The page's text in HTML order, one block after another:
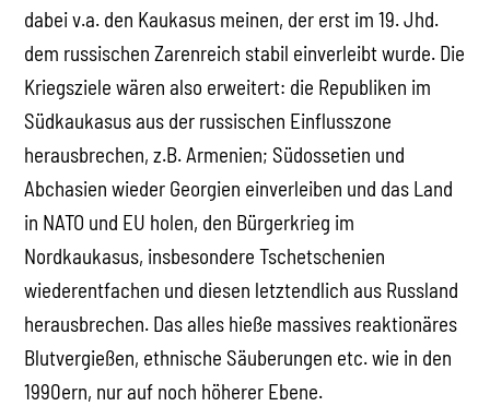
dabei v.a. den Kaukasus meinen, der erst im 19. Jhd.
dem russischen Zarenreich stabil einverleibt wurde. Die
Kriegsziele wären also erweitert: die Republiken im
Südkaukasus aus der russischen Einflusszone
herausbrechen, z.B. Armenien; Südossetien und
Abchasien wieder Georgien einverleiben und das Land
in NATO und EU holen, den Bürgerkrieg im
Nordkaukasus, insbesondere Tschetschenien
wiederentfachen und diesen letztendlich aus Russland
herausbrechen. Das alles hieße massives reaktionäres
Blutvergießen, ethnische Säuberungen etc. wie in den
1990ern, nur auf noch höherer Ebene.